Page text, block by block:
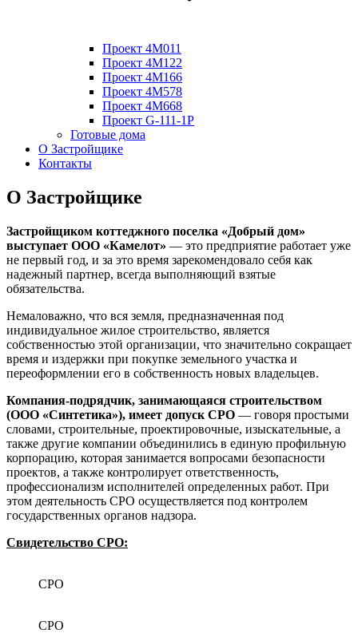
Проект 4M011
Проект 4M122
Проект 4M166
Проект 4M578
Проект 4M668
Проект G-111-1P
Готовые дома
О Застройщике
Контакты
О Застройщике
Застройщиком коттеджного поселка «Добрый дом»
выступает ООО «Камелот» — это предприятие работает уже
не первый год, и за это время зарекомендовало себя как
надежный партнер, всегда выполняющий взятые
обязательства.
Немаловажно, что вся земля, предназначенная под
индивидуальное жилое строительство, является
собственностью этой организации, что значительно сокращает
время и издержки при покупке земельного участка и
переоформлении его в собственность новых владельцев.
Компания-подрядчик, занимающаяся строительством
(ООО «Синтетика»), имеет допуск СРО — говоря простыми
словами, строительные, проектировочные, изыскательные, а
также другие компании объединились в единую профильную
корпорацию, которая занимается вопросами безопасности
проектов, а также контролирует ответственность,
профессионализм исполнителей определенных работ. При
этом деятельность СРО осуществляется под контролем
государственных органов надзора.
Свидетельство СРО:
СРО
СРО